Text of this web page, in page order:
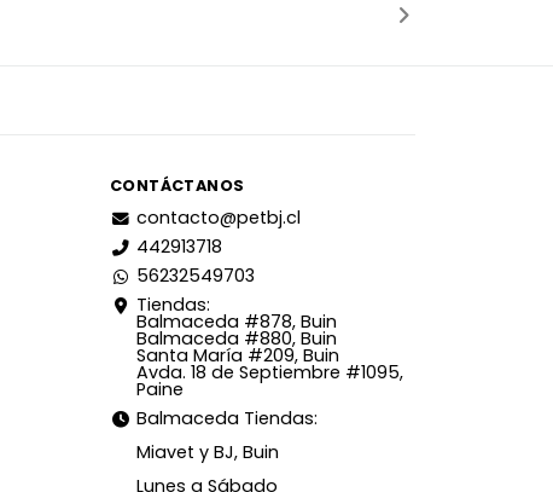
CONTÁCTANOS
contacto@petbj.cl
442913718
56232549703
Tiendas:
Balmaceda #878, Buin
Balmaceda #880, Buin
Santa María #209, Buin
Avda. 18 de Septiembre #1095,
Paine
Balmaceda Tiendas:
Miavet y BJ, Buin
Lunes a Sábado